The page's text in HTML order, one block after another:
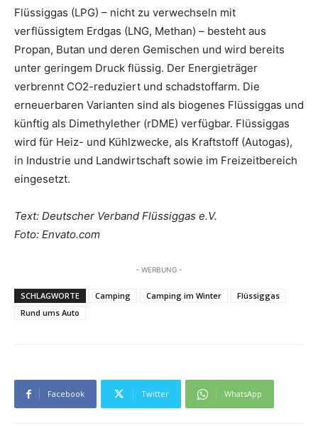
Flüssiggas (LPG) – nicht zu verwechseln mit
verflüssigtem Erdgas (LNG, Methan) – besteht aus
Propan, Butan und deren Gemischen und wird bereits
unter geringem Druck flüssig. Der Energieträger
verbrennt CO2-reduziert und schadstoffarm. Die
erneuerbaren Varianten sind als biogenes Flüssiggas und
künftig als Dimethylether (rDME) verfügbar. Flüssiggas
wird für Heiz- und Kühlzwecke, als Kraftstoff (Autogas),
in Industrie und Landwirtschaft sowie im Freizeitbereich
eingesetzt.
Text: Deutscher Verband Flüssiggas e.V.
Foto: Envato.com
- WERBUNG -
SCHLAGWORTE Camping Camping im Winter
Flüssiggas
Rund ums Auto
Facebook Twitter WhatsApp